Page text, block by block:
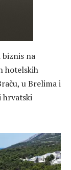
biznis na
hotelskih
u Brelima i
hrvatski